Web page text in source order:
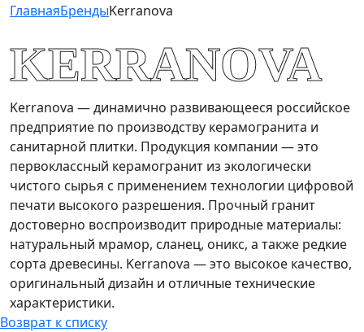
ГлавнаяБрендыKerranova
KERRANOVA
Kerranova — динамично развивающееся российское
предприятие по производству керамогранита и
санитарной плитки. Продукция компании — это
первоклассный керамогранит из экологически
чистого сырья с применением технологии цифровой
печати высокого разрешения. Прочный гранит
достоверно воспроизводит природные материалы:
натуральный мрамор, сланец, оникс, а также редкие
сорта древесины. Kerranova — это высокое качество,
оригинальный дизайн и отличные технические
характеристики.
Возврат к списку